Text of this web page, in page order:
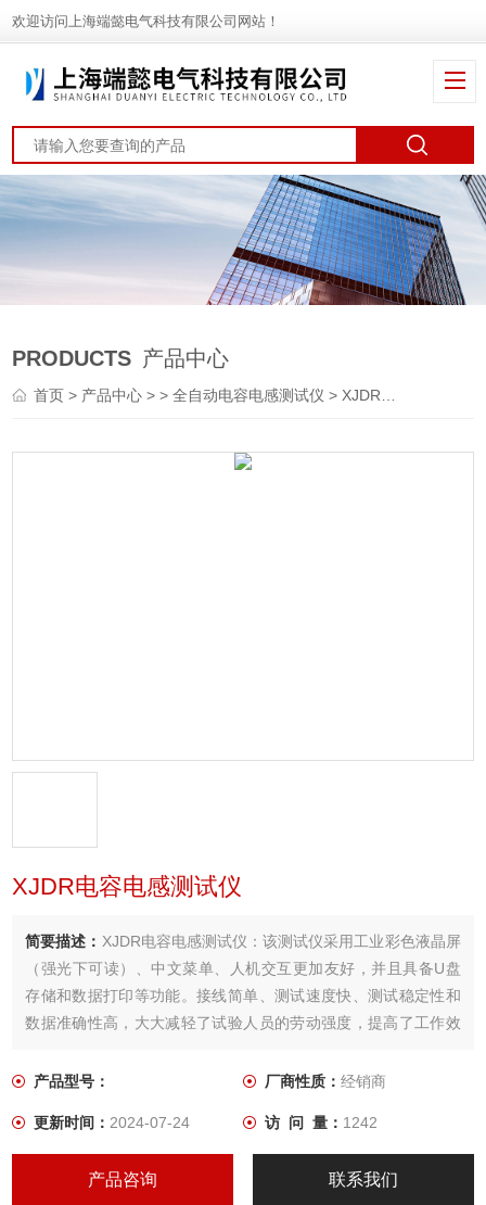
欢迎访问上海端懿电气科技有限公司网站！
PRODUCTS 产品中心
首页> 产品中心 > >全自动电容电感测试仪 > XJDR电容电感测试仪
XJDR电容电感测试仪
简要描述： XJDR电容电感测试仪：该测试仪采用工业彩色液晶屏
（强光下可读）、中文菜单、人机交互更加友好，并且具备U盘
存储和数据打印等功能。接线简单、测试速度快、测试稳定性和
数据准确性高，大大减轻了试验人员的劳动强度，提高了工作效
产品型号：
厂商性质： 经销商
更新时间：2024-07-24 访 问 量： 1242
产品咨询 联系我们